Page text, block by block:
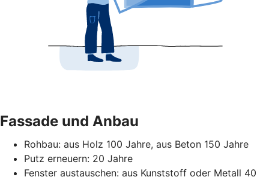
Fassade und Anbau
Rohbau: aus Holz 100 Jahre, aus Beton 150 Jahre
Putz erneuern: 20 Jahre
Fenster austauschen: aus Kunststoff oder Metall 40